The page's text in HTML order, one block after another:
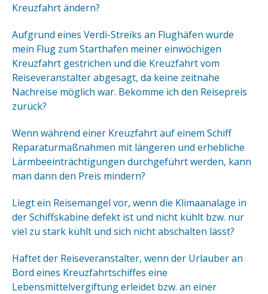
Kreuzfahrt ändern?
Aufgrund eines Verdi-Streiks an Flughäfen wurde
mein Flug zum Starthafen meiner einwöchigen
Kreuzfahrt gestrichen und die Kreuzfahrt vom
Reiseveranstalter abgesagt, da keine zeitnahe
Nachreise möglich war. Bekomme ich den Reisepreis
zurück?
Wenn während einer Kreuzfahrt auf einem Schiff
Reparaturmaßnahmen mit längeren und erhebliche
Lärmbeeinträchtigungen durchgeführt werden, kann
man dann den Preis mindern?
Liegt ein Reisemangel vor, wenn die Klimaanalage in
der Schiffskabine defekt ist und nicht kühlt bzw. nur
viel zu stark kühlt und sich nicht abschalten lässt?
Haftet der Reiseveranstalter, wenn der Urlauber an
Bord eines Kreuzfahrtschiffes eine
Lebensmittelvergiftung erleidet bzw. an einer